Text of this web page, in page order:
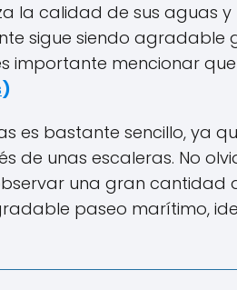
la calidad de sus aguas y
sigue siendo agradable
importante mencionar
)
es bastante sencillo, ya
de unas escaleras. No
una gran cantidad
paseo marítimo,